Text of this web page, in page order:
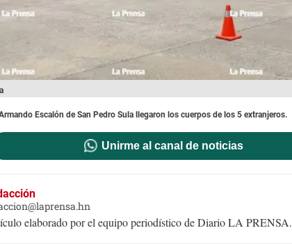
Escalón de San Pedro Sula llegaron los cuerpos de los 5 extranjeros.
Unirme al canal de noticias
elaborado por el equipo periodístico de Diario LA PRENSA.